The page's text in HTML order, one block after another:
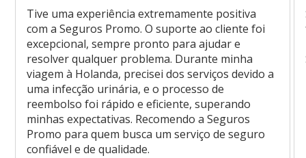
Tive uma experiência extremamente positiva
com a Seguros Promo. O suporte ao cliente foi
excepcional, sempre pronto para ajudar e
resolver qualquer problema. Durante minha
viagem à Holanda, precisei dos serviços devido a
uma infecção urinária, e o processo de
reembolso foi rápido e eficiente, superando
minhas expectativas. Recomendo a Seguros
Promo para quem busca um serviço de seguro
confiável e de qualidade.